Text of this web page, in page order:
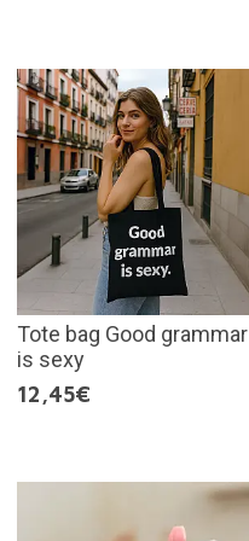
Tote bag Good grammar
is sexy
12,45€